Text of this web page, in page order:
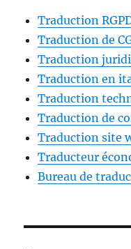
Traduction
Traduction de
Traduction
Traduction en
Traduction
Traduction de
Traduction site
Traducteur
Bureau de